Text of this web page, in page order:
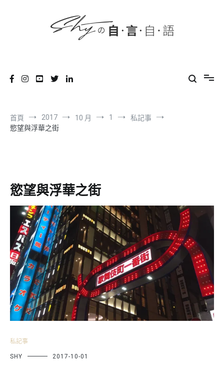
首頁 2017 10 月 1
私記事
慾望與浮華之街
慾望與浮華之街
私記事
SHY 2017-10-01